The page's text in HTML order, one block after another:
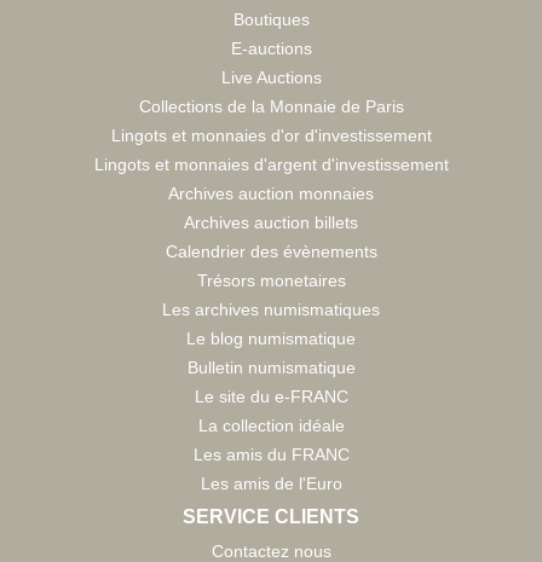
Boutiques
E-auctions
Live Auctions
Collections de la Monnaie de Paris
Lingots et monnaies d'or d'investissement
Lingots et monnaies d'argent d'investissement
Archives auction monnaies
Archives auction billets
Calendrier des évènements
Trésors monetaires
Les archives numismatiques
Le blog numismatique
Bulletin numismatique
Le site du e-FRANC
La collection idéale
Les amis du FRANC
Les amis de l'Euro
SERVICE CLIENTS
Contactez nous